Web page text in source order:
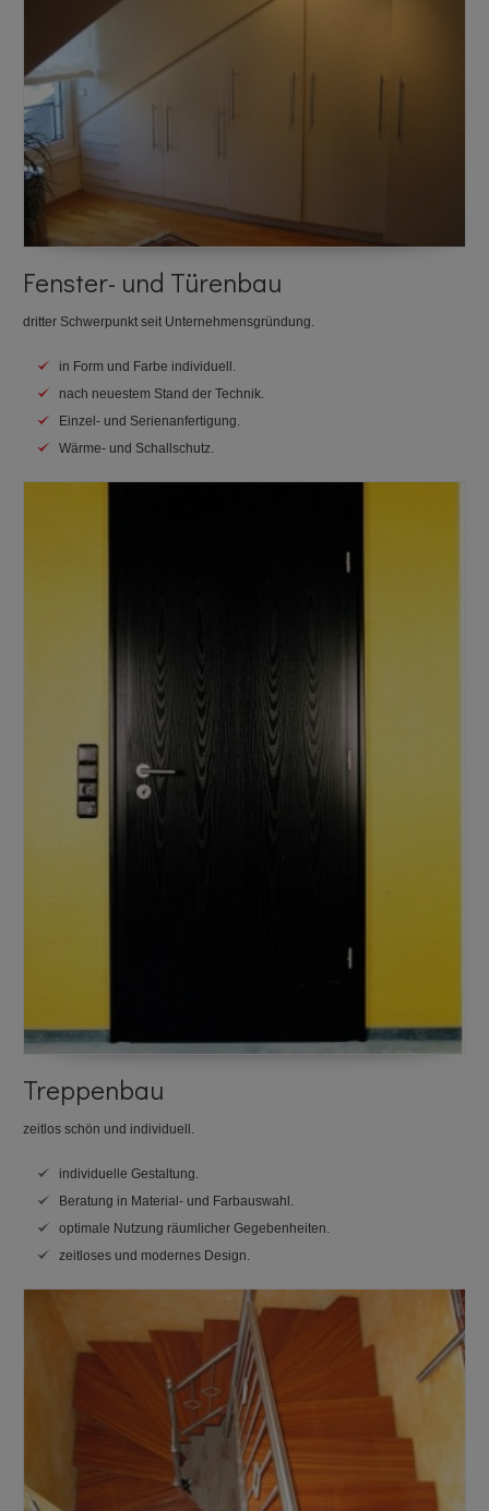
Fenster- und Türenbau
dritter Schwerpunkt seit Unternehmensgründung.
in Form und Farbe individuell.
nach neuestem Stand der Technik.
Einzel- und Serienanfertigung.
Wärme- und Schallschutz.
Treppenbau
zeitlos schön und individuell.
individuelle Gestaltung.
Beratung in Material- und Farbauswahl.
optimale Nutzung räumlicher Gegebenheiten.
zeitloses und modernes Design.